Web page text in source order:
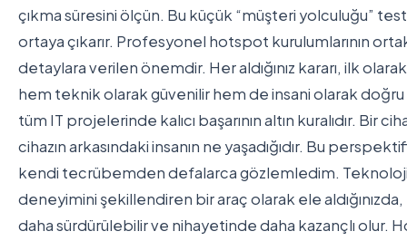
çıkma süresini ölçün. Bu küçük “müşteri yolculuğu”
ortaya çıkarır. Profesyonel hotspot kurulumlarının
detaylara verilen önemdir. Her aldığınız kararı, ilk
hem teknik olarak güvenilir hem de insani olarak
tüm IT projelerinde kalıcı başarının altın kuralıdır. Bir
cihazın arkasındaki insanın ne yaşadığıdır. Bu
kendi tecrübemden defalarca gözlemledim.
deneyimini şekillendiren bir araç olarak ele
daha sürdürülebilir ve nihayetinde daha kazançlı